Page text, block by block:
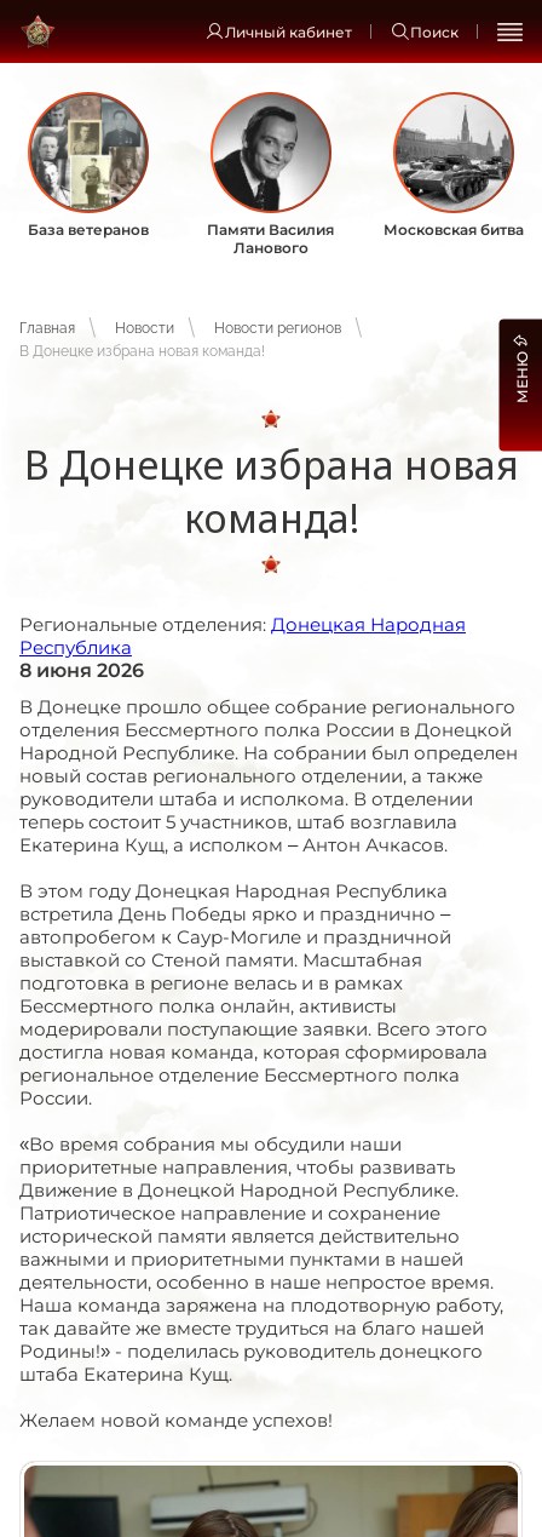
Личный кабинет Поиск
База ветеранов
Памяти Василия
Ланового
Московская битва
Главная Новости
Новости регионов
В Донецке избрана новая команда!
В Донецке избрана новая
команда!
Региональные отделения: Донецкая Народная
Республика
8 июня 2026
В Донецке прошло общее собрание регионального
отделения Бессмертного полка России в Донецкой
Народной Республике. На собрании был определен
новый состав регионального отделении, а также
руководители штаба и исполкома. В отделении
теперь состоит 5 участников, штаб возглавила
Екатерина Кущ, а исполком – Антон Ачкасов.
В этом году Донецкая Народная Республика
встретила День Победы ярко и празднично –
автопробегом к Саур-Могиле и праздничной
выставкой со Стеной памяти. Масштабная
подготовка в регионе велась и в рамках
Бессмертного полка онлайн, активисты
модерировали поступающие заявки. Всего этого
достигла новая команда, которая сформировала
региональное отделение Бессмертного полка
России.
«Во время собрания мы обсудили наши
приоритетные направления, чтобы развивать
Движение в Донецкой Народной Республике.
Патриотическое направление и сохранение
исторической памяти является действительно
важными и приоритетными пунктами в нашей
деятельности, особенно в наше непростое время.
Наша команда заряжена на плодотворную работу,
так давайте же вместе трудиться на благо нашей
Родины!» - поделилась руководитель донецкого
штаба Екатерина Кущ.
Желаем новой команде успехов!
МЕНЮ